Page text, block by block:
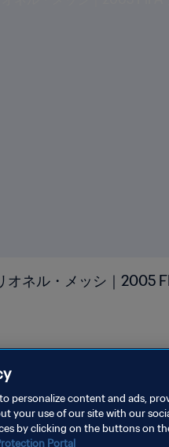
オネル・メッシ｜2005
personalize content and ads,
your use of our site with our
by clicking on the buttons on
Portal